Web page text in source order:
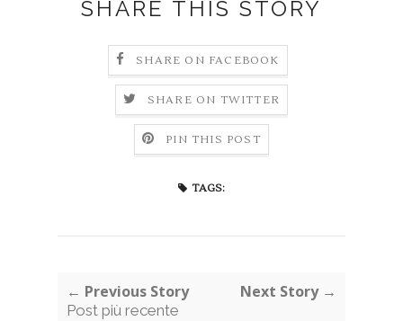
SHARE THIS STORY
SHARE ON FACEBOOK
SHARE ON TWITTER
PIN THIS POST
TAGS:
← Previous Story
Post più recente
Next Story →